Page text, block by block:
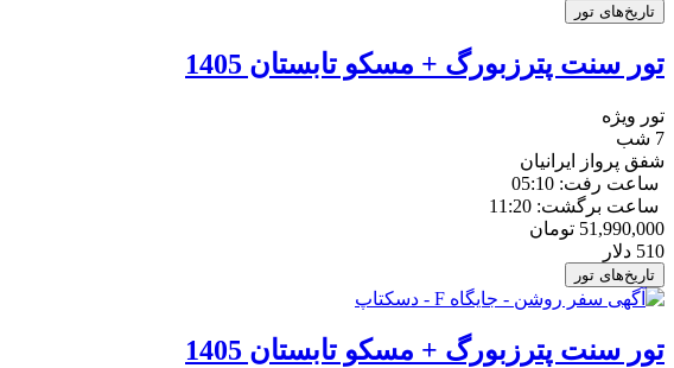
تاریخ‌های تور
تور سنت پترزبورگ + مسکو تابستان 1405
تور ویژه
7 شب
شفق پرواز ایرانیان
ساعت رفت: 05:10
ساعت برگشت: 11:20
51,990,000 تومان
510 دلار
تاریخ‌های تور
تور سنت پترزبورگ + مسکو تابستان 1405